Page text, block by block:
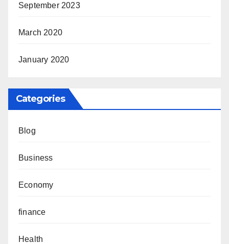
September 2023
March 2020
January 2020
Categories
Blog
Business
Economy
finance
Health